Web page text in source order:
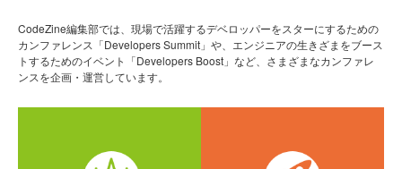
CodeZine編集部では、現場で活躍するデベロッパーをスターにするための
カンファレンス「Developers Summit」や、エンジニアの生きざまをブース
トするためのイベント「Developers Boost」など、さまざまなカンファレ
ンスを企画・運営しています。